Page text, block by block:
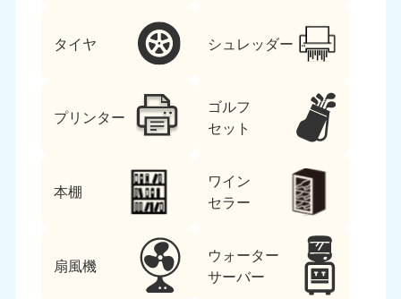
タイヤ シュレッダー
プリンター
ゴルフ
セット
本棚
ワイン
セラー
扇風機
ウォーター
サーバー